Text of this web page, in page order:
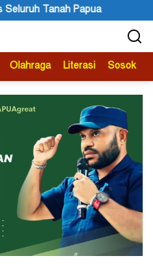
STT GIDI Papua Apresiasi
Olahraga Literasi Sosok